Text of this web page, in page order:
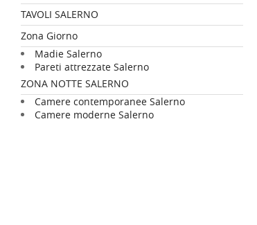
TAVOLI SALERNO
Zona Giorno
Madie Salerno
Pareti attrezzate Salerno
ZONA NOTTE SALERNO
Camere contemporanee Salerno
Camere moderne Salerno